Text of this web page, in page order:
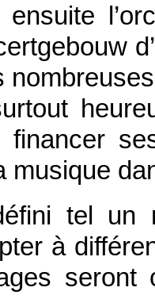
financer
musique
tel un
à
seront